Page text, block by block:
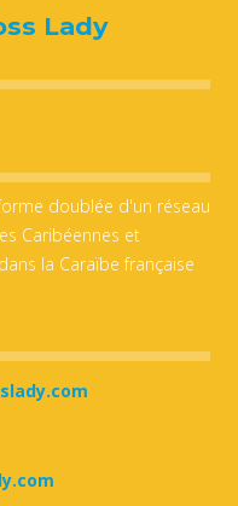
Lady
doublée d'un réseau
Caribéennes et
la Caraïbe française